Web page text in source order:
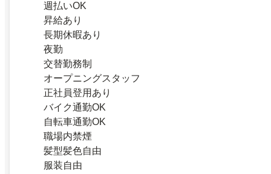
週払いOK
昇給あり
長期休暇あり
夜勤
交替勤務制
オープニングスタッフ
正社員登用あり
バイク通勤OK
自転車通勤OK
職場内禁煙
髪型髪色自由
服装自由